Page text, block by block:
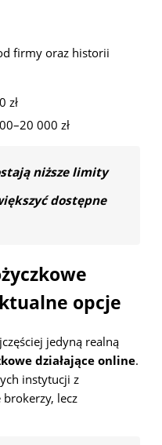
firmy oraz historii
zł
000 zł
niższe limity
dostępne
opcje
jedyną realną
działające online.
instytucji z
lecz